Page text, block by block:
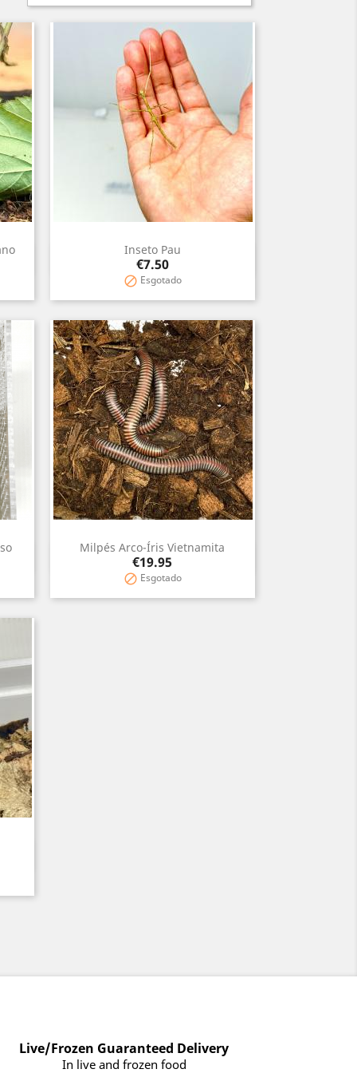
Inseto Pau
Price
€7.50
 Esgotado
Quick view
Milpés Arco-Íris Vietnamita
Price
€19.95
 Esgotado
Quick view
Live/Frozen Guaranteed Delivery
In live and frozen food